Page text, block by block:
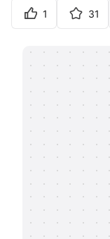
会员
私有化部署
客户案例
支持
帮助中心
知识分享社区
1 31